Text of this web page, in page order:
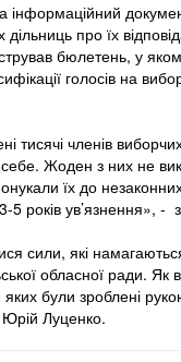
інформаційний
про їх
бюлетень, у
голосів на
тисячі членів
себе. Жоден з них не
їх до
років ув’язнення», -
сили, які
обласної ради. Як
були зроблені
Юрій Луценко.